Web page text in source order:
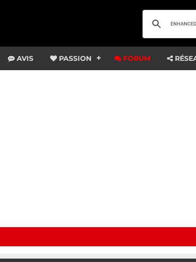
AVIS PASSION FORUM